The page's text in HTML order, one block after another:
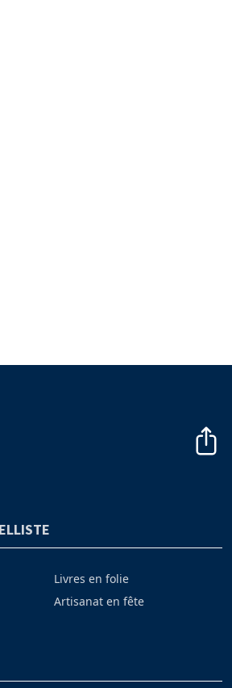
Livres en folie
Artisanat en fête